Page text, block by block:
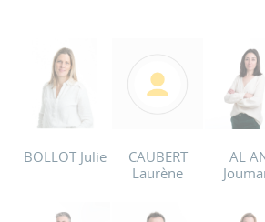
BOLLOT Julie
CAUBERT
Laurène
AL